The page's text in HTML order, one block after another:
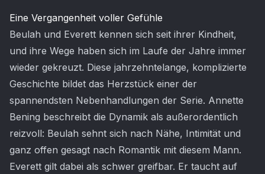
Artikel-Inhalt
Eine Vergangenheit voller Gefühle
Beulah und Everett kennen sich seit ihrer Kindheit,
und ihre Wege haben sich im Laufe der Jahre immer
wieder gekreuzt. Diese jahrzehntelange, komplizierte
Geschichte bildet das Herzstück einer der
spannendsten Nebenhandlungen der Serie. Annette
Bening beschreibt die Dynamik als außerordentlich
reizvoll: Beulah sehnt sich nach Nähe, Intimität und
ganz offen gesagt nach Romantik mit diesem Mann.
Everett gilt dabei als schwer greifbar. Er taucht auf